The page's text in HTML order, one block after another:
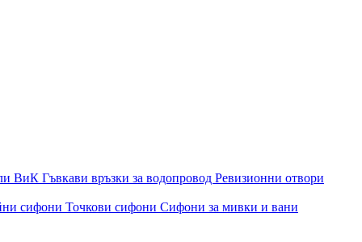
ВиК Гъвкави връзки за водопровод Ревизионни отвори
сифони Точкови сифони Сифони за мивки и вани